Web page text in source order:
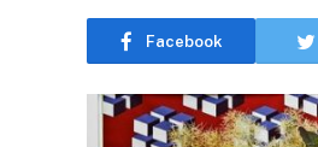
Facebook